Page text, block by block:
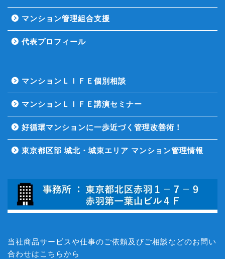
マンション管理組合支援
代表プロフィール
マンションＬＩＦＥ個別相談
マンションＬＩＦＥ講演セミナー
好循環マンションに一歩近づく管理改善術！
東京都区部 城北・城東エリア マンション管理情報
当社商品サービスや仕事のご依頼及びご相談などのお問い
合わせはこちらから